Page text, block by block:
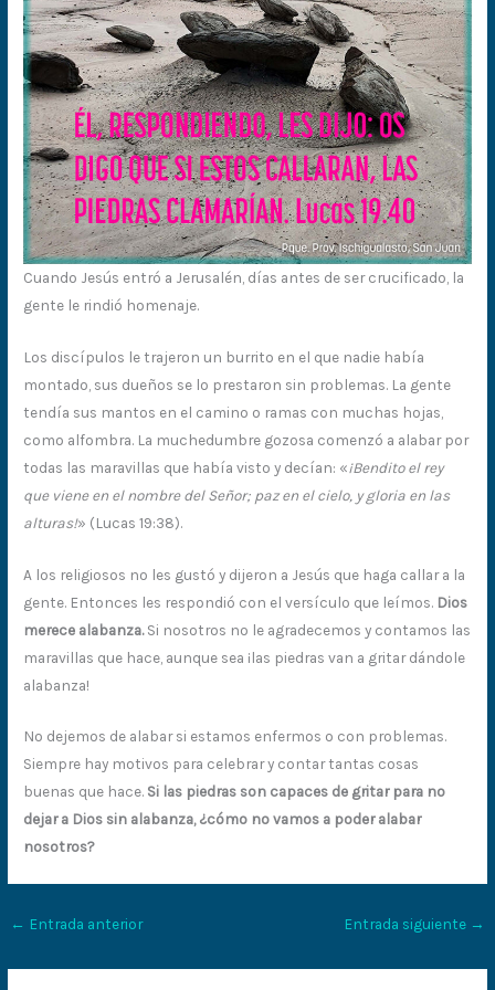
Cuando Jesús entró a Jerusalén, días antes de ser crucificado, la
gente le rindió homenaje.
Los discípulos le trajeron un burrito en el que nadie había
montado, sus dueños se lo prestaron sin problemas. La gente
tendía sus mantos en el camino o ramas con muchas hojas,
como alfombra. La muchedumbre gozosa comenzó a alabar por
todas las maravillas que había visto y decían: «¡Bendito el rey
que viene en el nombre del Señor; paz en el cielo, y gloria en las
alturas!» (Lucas 19:38).
A los religiosos no les gustó y dijeron a Jesús que haga callar a la
gente. Entonces les respondió con el versículo que leímos. Dios
merece alabanza.Si nosotros no le agradecemos y contamos las
maravillas que hace, aunque sea ¡las piedras van a gritar dándole
alabanza!
No dejemos de alabar si estamos enfermos o con problemas.
Siempre hay motivos para celebrar y contar tantas cosas
buenas que hace. Si las piedras son capaces de gritar para no
dejar a Dios sin alabanza, ¿cómo no vamos a poder alabar
nosotros?
← Entrada anterior Entrada siguiente →